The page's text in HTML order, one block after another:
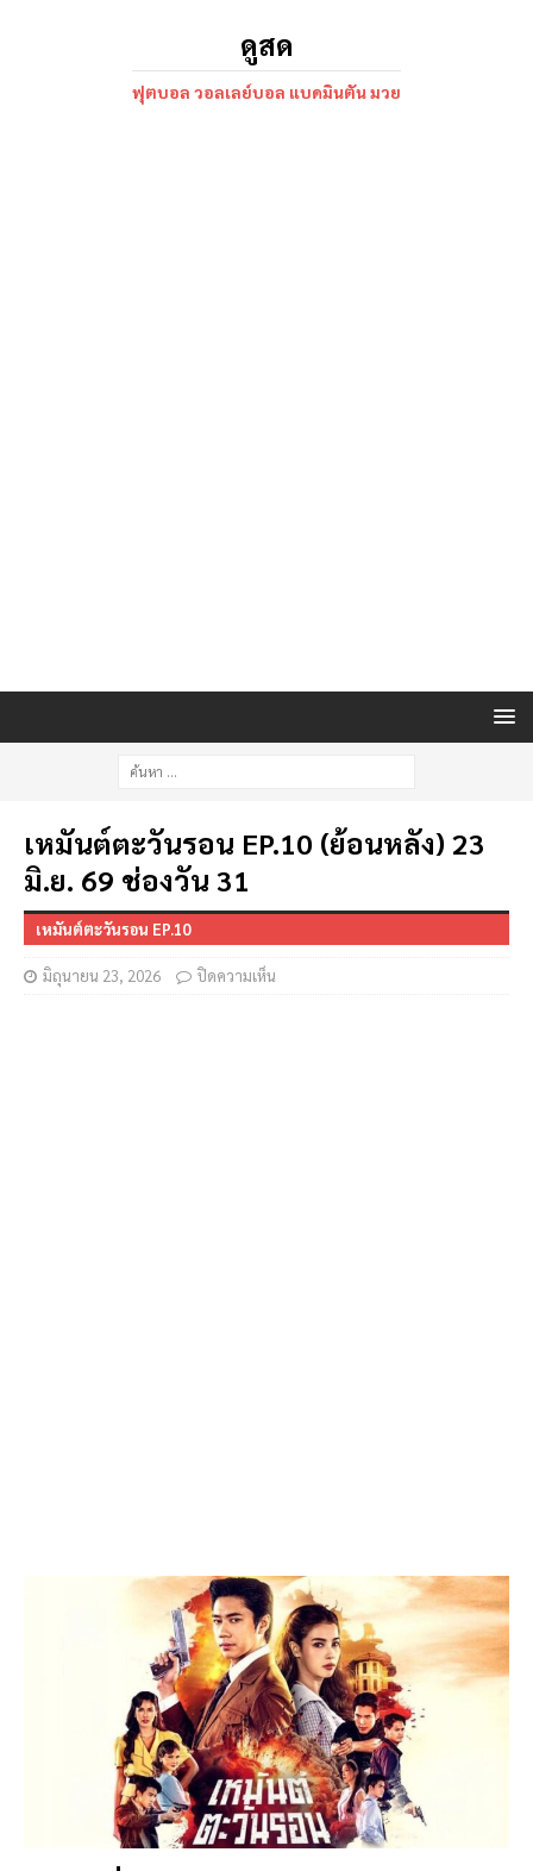
ดูสด
ฟุตบอล วอลเลย์บอล แบดมินตัน มวย
เหมันต์ตะวันรอน EP.10 (ย้อนหลัง) 23
มิ.ย. 69 ช่องวัน 31
เหมันต์ตะวันรอน EP.10
มิถุนายน 23, 2026 ปิดความเห็น